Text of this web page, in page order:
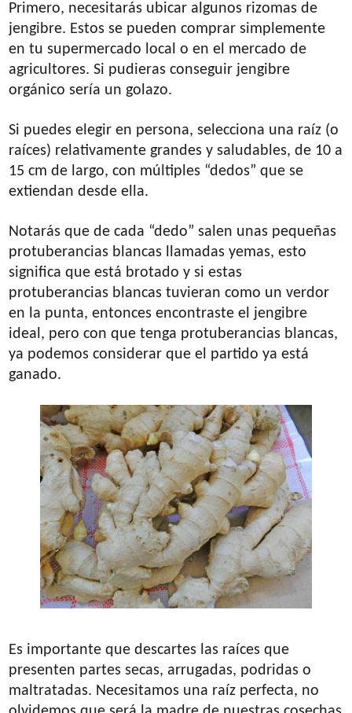
Primero, necesitarás ubicar algunos rizomas de
jengibre. Estos se pueden comprar simplemente
en tu supermercado local o en el mercado de
agricultores. Si pudieras conseguir jengibre
orgánico sería un golazo.
Si puedes elegir en persona, selecciona una raíz (o
raíces) relativamente grandes y saludables, de 10 a
15 cm de largo, con múltiples “dedos” que se
extiendan desde ella.
Notarás que de cada “dedo” salen unas pequeñas
protuberancias blancas llamadas yemas, esto
significa que está brotado y si estas
protuberancias blancas tuvieran como un verdor
en la punta, entonces encontraste el jengibre
ideal, pero con que tenga protuberancias blancas,
ya podemos considerar que el partido ya está
ganado.
Es importante que descartes las raíces que
presenten partes secas, arrugadas, podridas o
maltratadas. Necesitamos una raíz perfecta, no